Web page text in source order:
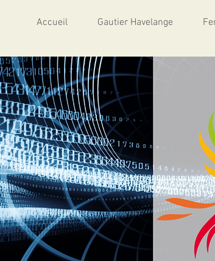
Accueil Gautier Havelange